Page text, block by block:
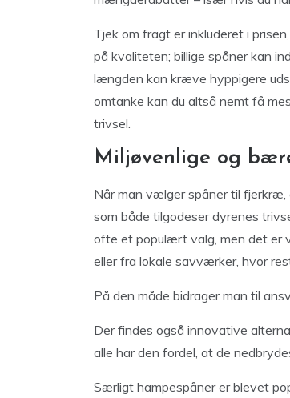
Tjek om fragt er inkluderet i
på kvaliteten; billige spåner kan
længden kan kræve hyppigere
omtanke kan du altså nemt få
trivsel.
Miljøvenlige og
Når man vælger spåner til
som både tilgodeser dyrenes
ofte et populært valg, men det er
eller fra lokale savværker, hvor
På den måde bidrager man til
Der findes også innovative
alle har den fordel, at de
Særligt hampespåner er blevet